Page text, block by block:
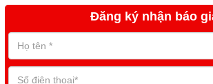
Đăng ký nhận báo